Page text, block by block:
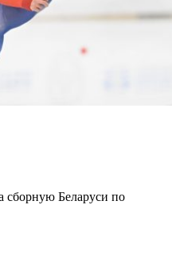
сборную Беларуси по